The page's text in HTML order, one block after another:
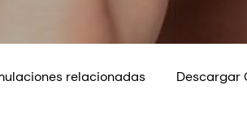
relacionadas Descargar